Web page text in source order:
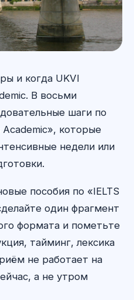
и когда UKVI
В восьми
шаги по
которые
недели или
пособия по «IELTS
один фрагмент
формата и пометьте
тайминг, лексика
не работает на
а не утром